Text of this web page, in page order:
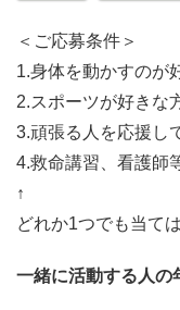
＜ご応募条件＞
1.身体を動かすのが
2.スポーツが好きな
3.頑張る人を応援し
4.救命講習、看護師
↑
どれか1つでも当て
一緒に活動する人の